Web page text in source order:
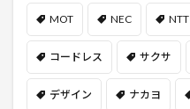
MOT NEC NTT
コードレス サクサ
デザイン ナカヨ